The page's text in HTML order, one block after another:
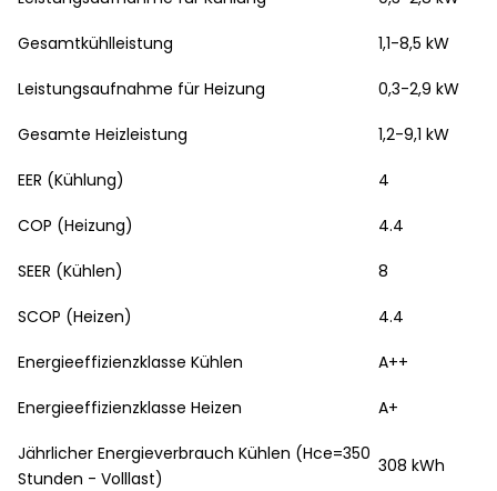
Gesamtkühlleistung 1,1-8,5 kW
Leistungsaufnahme für Heizung 0,3-2,9 kW
Gesamte Heizleistung 1,2-9,1 kW
EER (Kühlung) 4
COP (Heizung) 4.4
SEER (Kühlen) 8
SCOP (Heizen) 4.4
Energieeffizienzklasse Kühlen A++
Energieeffizienzklasse Heizen A+
Jährlicher Energieverbrauch Kühlen (Hce=350
Stunden - Volllast)
308 kWh